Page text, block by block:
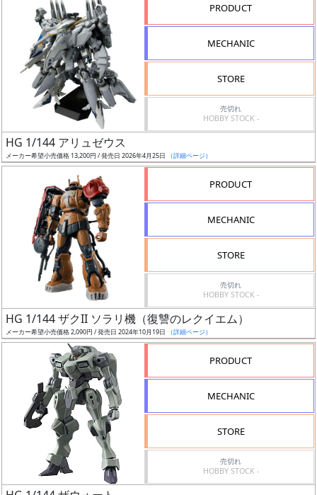
グ
レ
ー
ー
PRODUCT
MECHANIC
STORE
売切れ
HOBBY STOCK -
HG 1/144 アリュゼウス
メーカー希望小売価格 13,200円 / 発売日 2026年4月25日 （詳細ページ）
PRODUCT
MECHANIC
STORE
売切れ
HOBBY STOCK -
HG 1/144 ザクII ソラリ機（復讐のレクイエム）
メーカー希望小売価格 2,090円 / 発売日 2024年10月19日 （詳細ページ）
PRODUCT
MECHANIC
STORE
売切れ
HOBBY STOCK -